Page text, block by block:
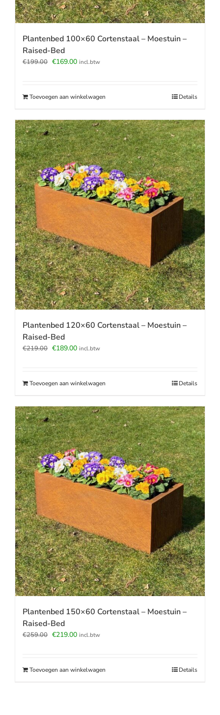
Plantenbed 100×60 Cortenstaal – Moestuin –
Raised-Bed
€199.00 Oorspronkelijke
€169.00Huidige
incl.btw
Toevoegen aan winkelwagen Details
Plantenbed 120×60 Cortenstaal – Moestuin –
Raised-Bed
€219.00 Oorspronkelijke
€189.00Huidige
incl.btw
Toevoegen aan winkelwagen Details
Plantenbed 150×60 Cortenstaal – Moestuin –
Raised-Bed
€259.00 Oorspronkelijke
€219.00Huidige
incl.btw
Toevoegen aan winkelwagen Details